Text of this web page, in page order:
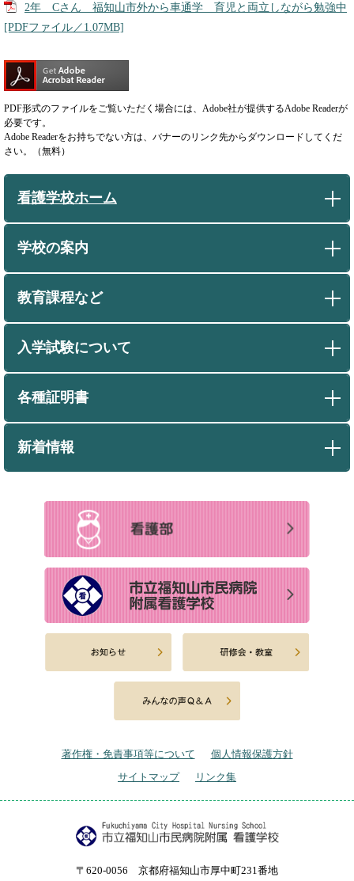
2年 Cさん 福知山市外から車通学 育児と両立しながら勉強中
[PDFファイル／1.07MB]
PDF形式のファイルをご覧いただく場合には、Adobe社が提供するAdobe Readerが
必要です。
Adobe Readerをお持ちでない方は、バナーのリンク先からダウンロードしてくだ
さい。（無料）
看護学校ホーム
学校の案内
教育課程など
入学試験について
各種証明書
新着情報
著作権・免責事項等について
個人情報保護方針
サイトマップ
リンク集
〒620-0056 京都府福知山市厚中町231番地